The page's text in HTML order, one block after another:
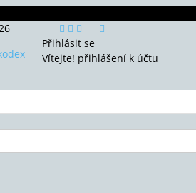
Přihlásit se
Vítejte! přihlášení k účtu